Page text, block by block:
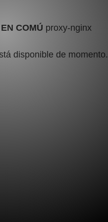
EN COMÚ proxy-nginx
disponible de momento.